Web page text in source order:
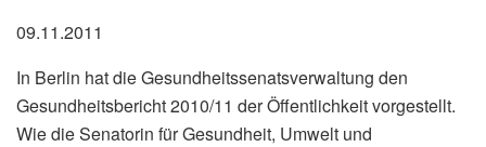
09.11.2011
In Berlin hat die Gesundheitssenatsverwaltung den
Gesundheitsbericht 2010/11 der Öffentlichkeit vorgestellt.
Wie die Senatorin für Gesundheit, Umwelt und